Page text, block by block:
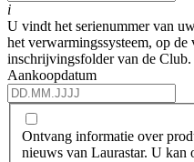
i
U vindt het serienummer van
het verwarmingssysteem, op
inschrijvingsfolder van de Club.
Aankoopdatum
Ontvang informatie over
nieuws van Laurastar. U kan